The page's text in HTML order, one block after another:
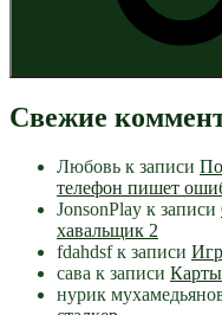
Свежие
Любовь к записи
телефон пишет
JonsonPlay к записи
хавальщик 2
fdahdsfк записи
сава к записи
нурик